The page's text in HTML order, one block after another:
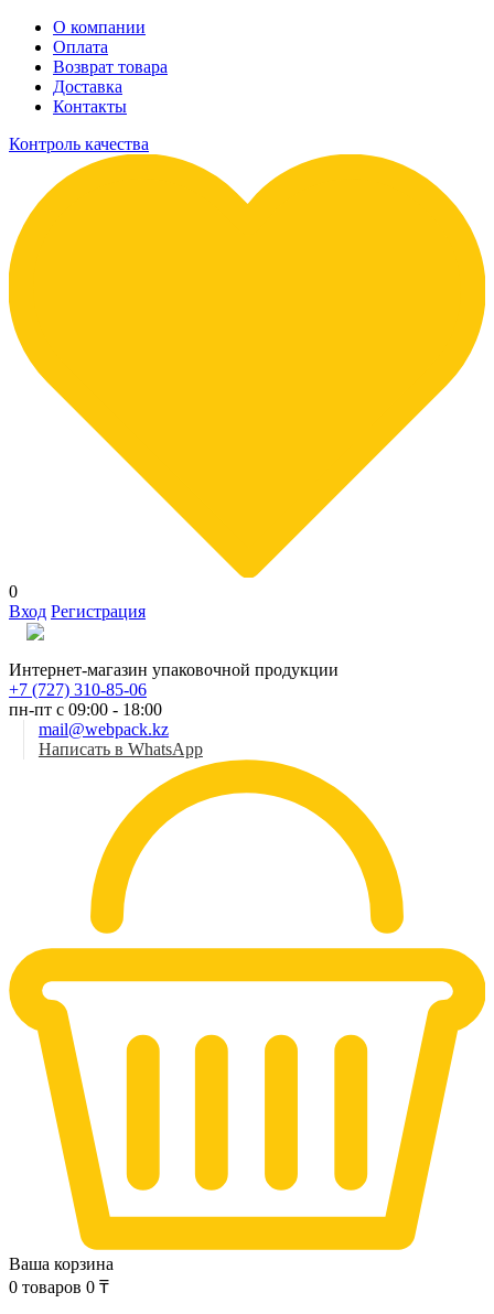
О компании
Оплата
Возврат товара
Доставка
Контакты
Контроль качества
0
Вход Регистрация
Интернет-магазин упаковочной продукции
+7 (727) 310-85-06
пн-пт с 09:00 - 18:00
mail@webpack.kz
Написать в WhatsApp
Ваша корзина
0 товаров 0 ₸